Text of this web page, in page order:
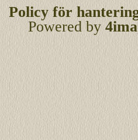
Policy för
Powered by